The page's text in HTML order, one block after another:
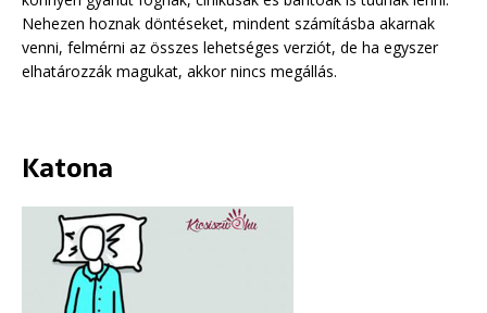
Nehezen hoznak döntéseket, mindent számításba akarnak
venni, felmérni az összes lehetséges verziót, de ha egyszer
elhatározzák magukat, akkor nincs megállás.
Katona